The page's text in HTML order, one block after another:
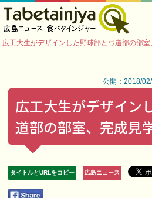
広工大生がデザインした野球部と弓道部の部
公開：2018/
広工大生がデザイン
道部の部室、完成見
タイトルとURLをコピー 広島ニュース